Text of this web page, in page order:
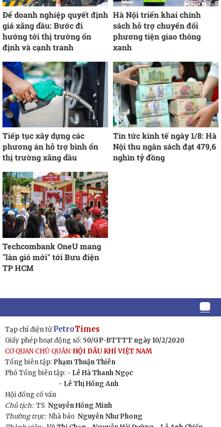
Để doanh nghiệp quyết định
giá xăng dầu: Bước đi
hướng tới thị trường ổn
định và cạnh tranh
Hà Nội triển khai chính
sách hỗ trợ chuyển đổi
phương tiện giao thông
xanh
Tiếp tục xây dựng các
phương án hỗ trợ bình ổn
thị trường xăng dầu
Tin tức kinh tế ngày 1/8: Hà
Nội thu ngân sách đạt 479,6
nghìn tỷ đồng
Techcombank OneU mang
"làn gió mới" tới Bưu điện
TP HCM
Tạp chí điện tửPetroTimes
Giấy phép hoạt động số: 50/GP-BTTTT ngày 10/2/2020
CƠ QUAN CHỦ QUẢN:HỘI DẦU KHÍ VIỆT NAM
Tổng biên tập: Phạm Thuận Thiên
Phó Tổng biên tập: - Lê Hà Thanh Ngọc
- Lê Thị Hồng Anh
Hội đồng cố vấn
Chủ tịch:TS Nguyễn Hồng Minh
Thường trực: Nhà báo Nguyễn Như Phong